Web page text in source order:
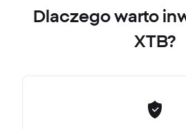
Dlaczego warto
XTB?